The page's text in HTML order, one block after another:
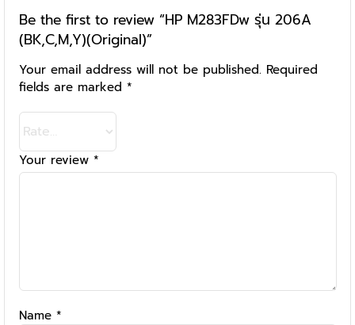
Be the first to review “HP M283FDw รุ่น 206A
(BK,C,M,Y)(Original)”
Your email address will not be published. Required
fields are marked *
Your review *
Name *